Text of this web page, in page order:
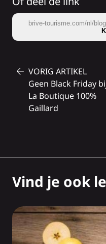
brive-tourisme.com/nl/
VORIG ARTIKEL
Geen Black Friday
La Boutique 100%
Gaillard
Vind je ook